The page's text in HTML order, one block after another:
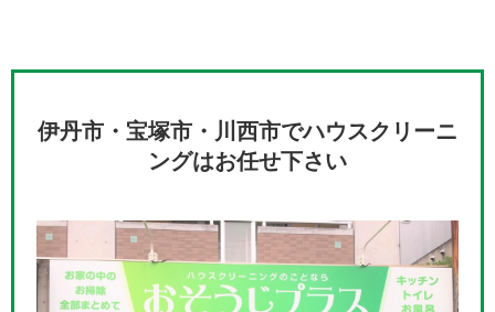
伊丹市・宝塚市・川西市でハウスクリーニ
ングはお任せ下さい